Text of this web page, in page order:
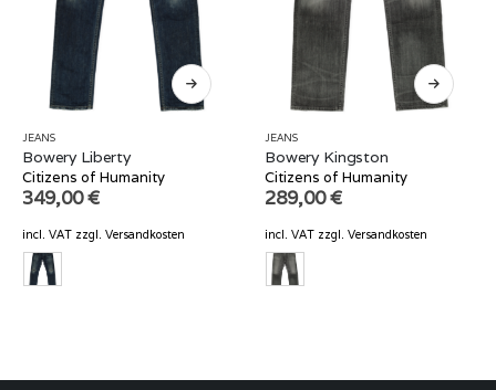
JEANS
Bowery Liberty
Citizens of Humanity
349,00€
incl. VAT zzgl. Versandkosten
JEANS
Bowery Kingston
Citizens of Humanity
289,00€
incl. VAT zzgl. Versandkosten